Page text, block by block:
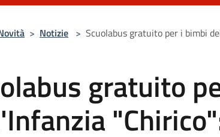
> Notizie > Scuolabus gratuito per i bimbi
gratuito